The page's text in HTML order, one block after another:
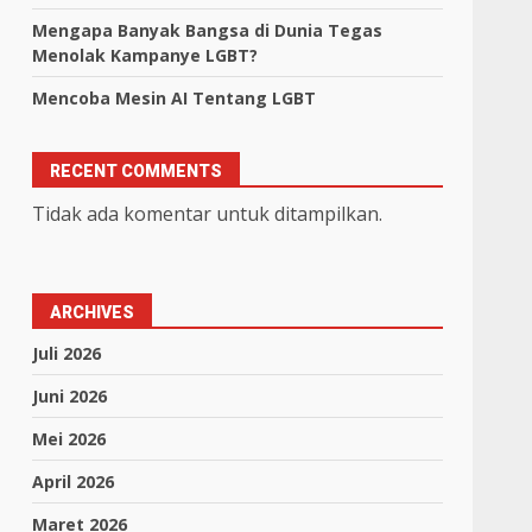
Mengapa Banyak Bangsa di Dunia Tegas
Menolak Kampanye LGBT?
Mencoba Mesin AI Tentang LGBT
RECENT COMMENTS
Tidak ada komentar untuk ditampilkan.
ARCHIVES
Juli 2026
Juni 2026
Mei 2026
April 2026
Maret 2026